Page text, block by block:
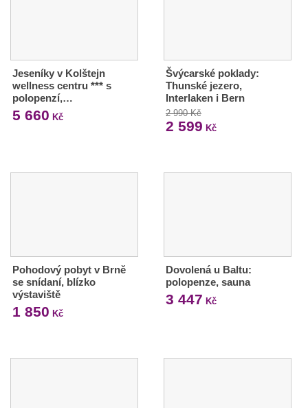
Jeseníky v Kolštejn
wellness centru *** s
polopenzí,…
5 660 Kč
Švýcarské poklady:
Thunské jezero,
Interlaken i Bern
2 990 Kč
2 599 Kč
Pohodový pobyt v Brně
se snídaní, blízko
výstaviště
1 850 Kč
Dovolená u Baltu:
polopenze, sauna
3 447 Kč